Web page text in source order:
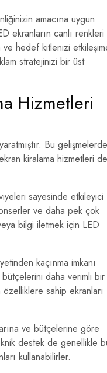
amacına uygun
ekranların canlı renkleri
ve hedef kitlenizi
stratejinizi bir üst
Hizmetleri
Bu
kiralama hizmetleri de
sayesinde etkileyici
ve daha pek çok
bilgi iletmek için LED
kaçınma imkanı
daha verimli bir
sahip ekranları
ve bütçelerine göre
destek de genellikle
kullanabilirler.